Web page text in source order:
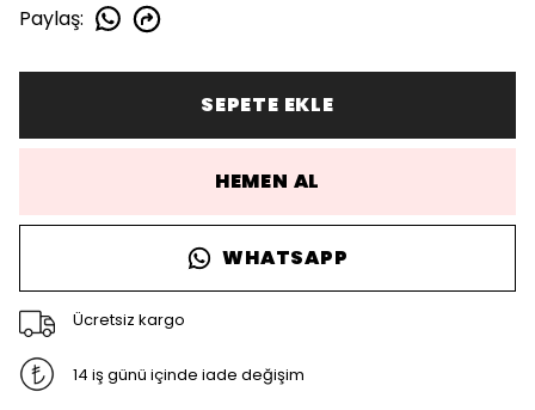
Paylaş:
SEPETE EKLE
HEMEN AL
WHATSAPP
Ücretsiz kargo
14 iş günü içinde iade değişim